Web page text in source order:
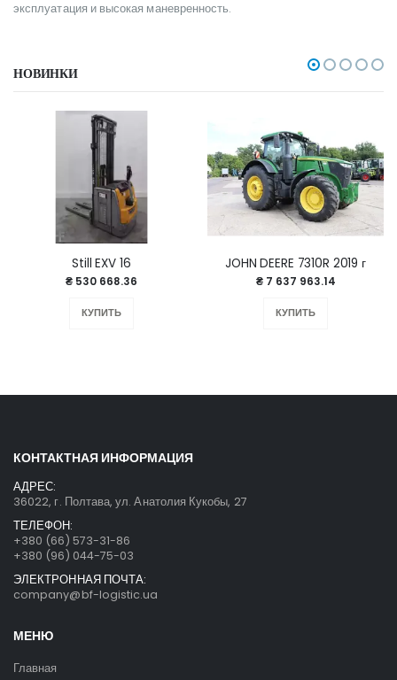
эксплуатация и высокая маневренность.
НОВИНКИ
Still EXV 16
₴ 530 668.36
КУПИТЬ
JOHN DEERE 7310R 2019 г
₴ 7 637 963.14
КУПИТЬ
КОНТАКТНАЯ ИНФОРМАЦИЯ
АДРЕС:
36022, г. Полтава, ул. Анатолия Кукобы, 27
ТЕЛЕФОН:
+380 (66) 573-31-86
+380 (96) 044-75-03
ЭЛЕКТРОННАЯ ПОЧТА:
company@bf-logistic.ua
МЕНЮ
Главная